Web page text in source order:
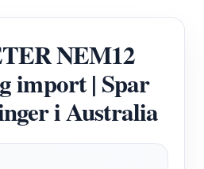
(WEM3080T)
(WEM3046T)
(WEM3050T)
NEM12
import | Spar
i Australia